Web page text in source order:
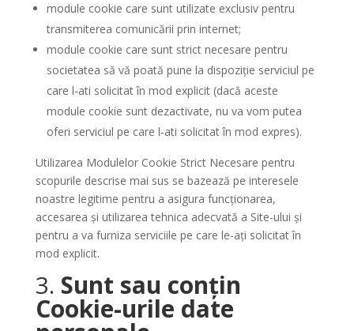
module cookie care sunt utilizate exclusiv pentru
transmiterea comunicării prin internet;
module cookie care sunt strict necesare pentru
societatea să vă poată pune la dispoziție serviciul pe
care l-ati solicitat în mod explicit (dacă aceste
module cookie sunt dezactivate, nu va vom putea
oferi serviciul pe care l-ati solicitat în mod expres).
Utilizarea Modulelor Cookie Strict Necesare pentru
scopurile descrise mai sus se bazează pe interesele
noastre legitime pentru a asigura funcționarea,
accesarea și utilizarea tehnica adecvată a Site-ului și
pentru a va furniza serviciile pe care le-ați solicitat în
mod explicit.
3. Sunt sau conțin
Cookie-urile date